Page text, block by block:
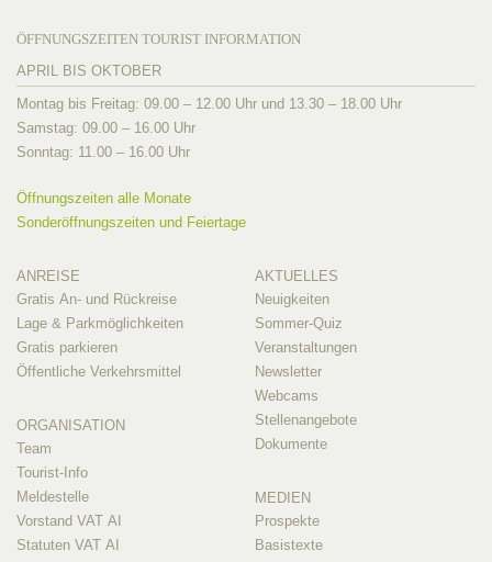
ÖFFNUNGSZEITEN TOURIST INFORMATION
APRIL BIS OKTOBER
Montag bis Freitag: 09.00 – 12.00 Uhr und 13.30 – 18.00 Uhr
Samstag: 09.00 – 16.00 Uhr
Sonntag: 11.00 – 16.00 Uhr
Öffnungszeiten alle Monate
Sonderöffnungszeiten und Feiertage
ANREISE
Gratis An- und Rückreise
Lage & Parkmöglichkeiten
Gratis parkieren
Öffentliche Verkehrsmittel
ORGANISATION
Team
Tourist-Info
Meldestelle
Vorstand VAT AI
Statuten VAT AI
AKTUELLES
Neuigkeiten
Sommer-Quiz
Veranstaltungen
Newsletter
Webcams
Stellenangebote
Dokumente
MEDIEN
Prospekte
Basistexte